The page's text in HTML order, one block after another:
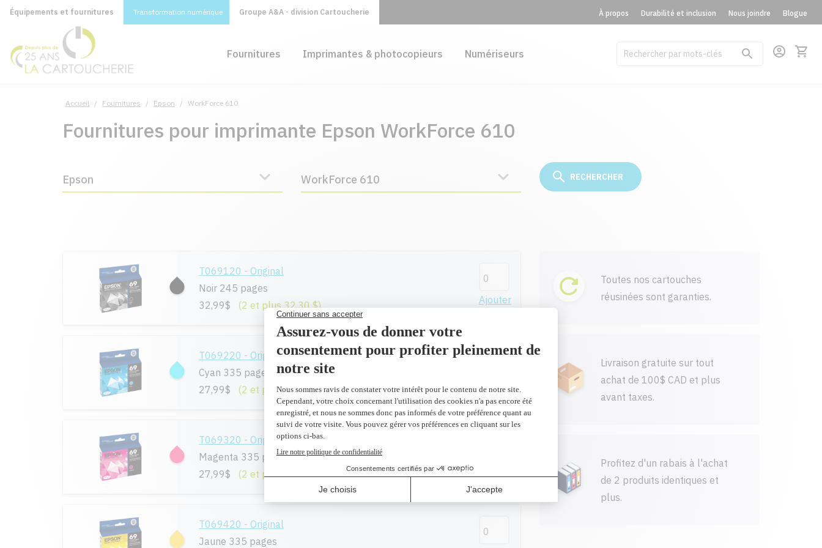
Équipements et fournitures Transformation numérique Groupe A&A - division Cartoucherie À propos Durabilité et inclusion Nous joindre Blogue
Fournitures Imprimantes & photocopieurs Numériseurs
Accueil / Fournitures / Epson / WorkForce 610
Fournitures pour imprimante Epson WorkForce 610
Epson WorkForce 610
T069120 - Original
Noir 245 pages
32,99$
(2 et plus 32,30 $) Ajouter
T069220 - Original
Cyan 335 pages
27,99$
(2 et plus 27,20 $) Ajouter
T069320 - Original
Magenta 335 pages
27,99$
(2 et plus 27,20 $)
T069420 - Original
Jaune 335 pages
Toutes nos cartouches
réusinées sont garanties.
Livraison gratuite sur tout
achat de 100$ CAD et plus
avant taxes.
Profitez d'un rabais à l'achat
de 2 produits identiques et
plus.